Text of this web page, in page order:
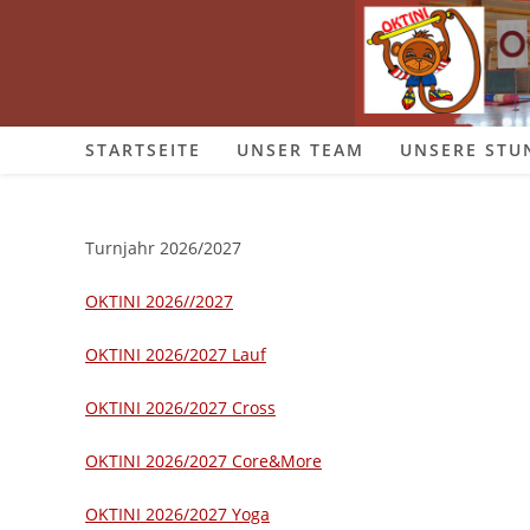
STARTSEITE UNSER TEAM UNSERE
Turnjahr 2026/2027
OKTINI 2026//2027
OKTINI 2026/2027 Lauf
OKTINI 2026/2027 Cross
OKTINI 2026/2027 Core&More
OKTINI 2026/2027 Yoga